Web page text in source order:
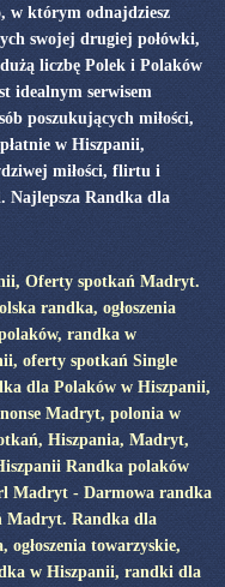
w którym odnajdziesz
swojej drugiej połówki,
liczbę Polek i Polaków
idealnym serwisem
poszukujących miłości,
w Hiszpanii,
miłości, flirtu i
Najlepsza Randka dla
Oferty spotkań Madryt.
randka, ogłoszenia
randka w
oferty spotkań Single
dla Polaków w Hiszpanii,
Madryt, polonia w
Hiszpania, Madryt,
Randka polaków
Madryt - Darmowa randka
Madryt. Randka dla
towarzyskie,
w Hiszpanii, randki dla